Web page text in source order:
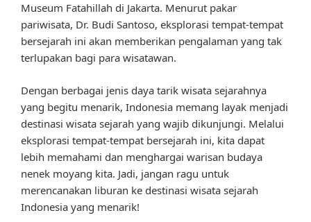
Museum Fatahillah di Jakarta. Menurut pakar
pariwisata, Dr. Budi Santoso, eksplorasi tempat-tempat
bersejarah ini akan memberikan pengalaman yang tak
terlupakan bagi para wisatawan.
Dengan berbagai jenis daya tarik wisata sejarahnya
yang begitu menarik, Indonesia memang layak menjadi
destinasi wisata sejarah yang wajib dikunjungi. Melalui
eksplorasi tempat-tempat bersejarah ini, kita dapat
lebih memahami dan menghargai warisan budaya
nenek moyang kita. Jadi, jangan ragu untuk
merencanakan liburan ke destinasi wisata sejarah
Indonesia yang menarik!